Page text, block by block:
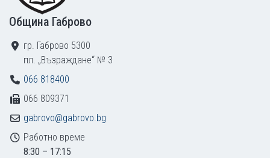
Община Габрово
гр. Габрово 5300
пл. „Възраждане“ № 3
066 818400
066 809371
gabrovo@gabrovo.bg
Работно време
8:30 – 17:15